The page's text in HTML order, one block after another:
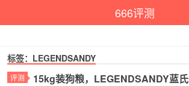
666评测
标签：LEGENDSANDY
评测
15kg装狗粮，LEGENDSANDY蓝氏